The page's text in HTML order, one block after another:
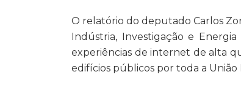
O relatório do deputado Carlos
Indústria, Investigação e
experiências de internet de alta
edifícios públicos por toda a União